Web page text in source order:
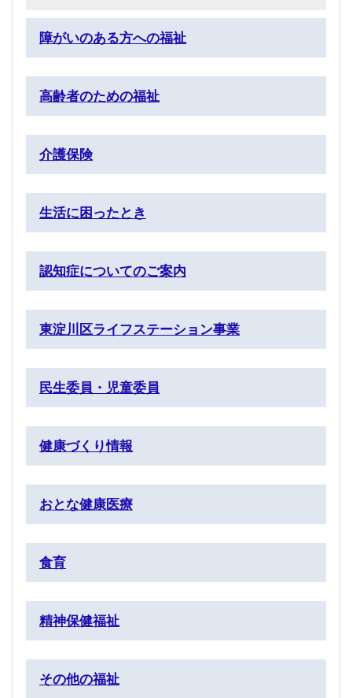
障がいのある方への福祉
高齢者のための福祉
介護保険
生活に困ったとき
認知症についてのご案内
東淀川区ライフステーション事業
民生委員・児童委員
健康づくり情報
おとな健康医療
食育
精神保健福祉
その他の福祉